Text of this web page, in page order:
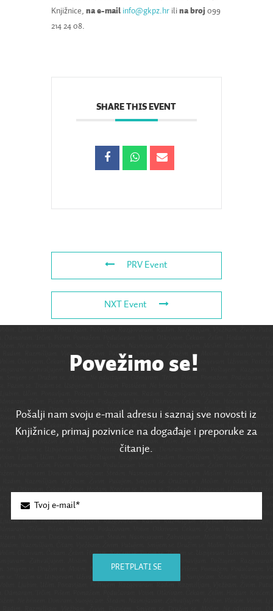
Knjižnice, na e-mail info@gkpz.hrili na broj 099
214 24 08.
SHARE THIS EVENT
PRV Event
NXT Event
Povežimo se!
Pošalji nam svoju e-mail adresu i saznaj sve novosti iz
Knjižnice, primaj pozivnice na događaje i preporuke za
čitanje.
PRETPLATI SE